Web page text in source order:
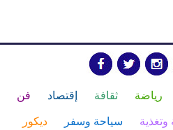
رياضة ثقافة إقتصاد فن
سياحة وسفر ديكور